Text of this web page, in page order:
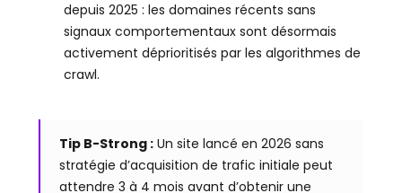
depuis 2025 : les domaines récents sans
signaux comportementaux sont désormais
activement déprioritisés par les algorithmes de
crawl.
Tip B-Strong :Un site lancé en 2026 sans
stratégie d’acquisition de trafic initiale peut
attendre 3 à 4 mois avant d’obtenir une